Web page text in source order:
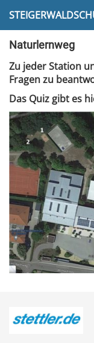
Naturlernweg
Zu jeder Station
Fragen zu
Das Quiz gibt es